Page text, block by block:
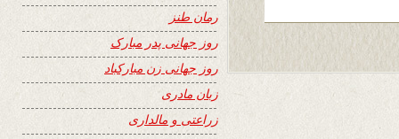
رمان طنز
روز جهانی پدر مبارک
روز جهانی زن مبارکباد
زبان مادری
زراعتی و مالداری